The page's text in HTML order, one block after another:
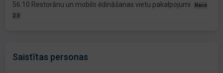
56.10 Restorānu un mobilo ēdināšanas vietu pakalpojumi
Nace
2.0
Saistītas personas